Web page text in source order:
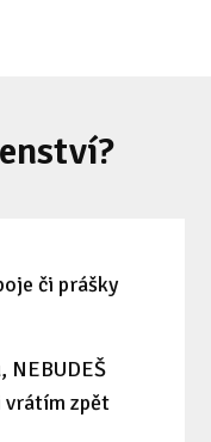
či prášky
NEBUDEŠ
vrátím zpět